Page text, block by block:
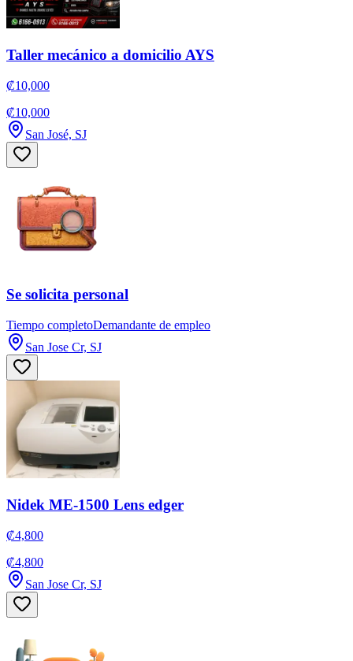
Taller mecánico a domicilio AYS
₡10,000
₡10,000
San José, SJ
Se solicita personal
Tiempo completoDemandante de empleo
San Jose Cr, SJ
Nidek ME-1500 Lens edger
₡4,800
₡4,800
San Jose Cr, SJ